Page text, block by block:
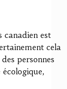
canadien est
cela
personnes